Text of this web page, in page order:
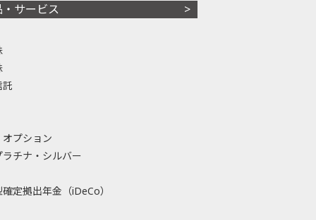
・サービス
託
プション
ラチナ・シルバー
定拠出年金（iDeCo）